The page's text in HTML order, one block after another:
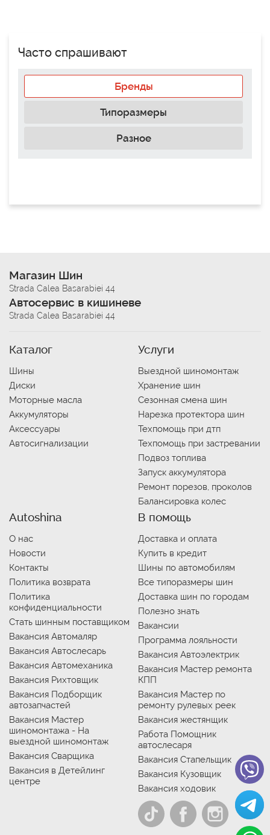
Часто спрашивают
Бренды
Типоразмеры
Разное
Магазин Шин
Strada Calea Basarabiei 44
Автосервис в кишиневе
Strada Calea Basarabiei 44
Каталог
Шины
Диски
Моторные масла
Аккумуляторы
Аксессуары
Автосигнализации
Услуги
Выездной шиномонтаж
Хранение шин
Сезонная смена шин
Нарезка протектора шин
Техпомощь при дтп
Техпомощь при застревании
Подвоз топлива
Запуск аккумулятора
Ремонт порезов, проколов
Балансировка колес
Autoshina
О нас
Новости
Контакты
Политика возврата
Политика
конфиденциальности
Стать шинным поставщиком
Вакансия Автомаляр
Вакансия Автослесарь
Вакансия Автомеханика
Вакансия Рихтовщик
Вакансия Подборщик
автозапчастей
Вакансия Мастер
шиномонтажа - На
выездной шиномонтаж
Вакансия Сварщика
Вакансия в Детейлинг
центре
В помощь
Доставка и оплата
Купить в кредит
Шины по автомобилям
Все типоразмеры шин
Доставка шин по городам
Полезно знать
Вакансии
Программа лояльности
Вакансия Автоэлектрик
Вакансия Мастер ремонта
КПП
Вакансия Мастер по
ремонту рулевых реек
Вакансия жестянщик
Работа Помощник
автослесаря
Вакансия Стапельщик
Вакансия Кузовщик
Вакансия ходовик